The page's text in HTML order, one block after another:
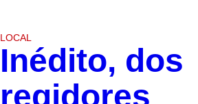
LOCAL
Inédito, dos
regidores